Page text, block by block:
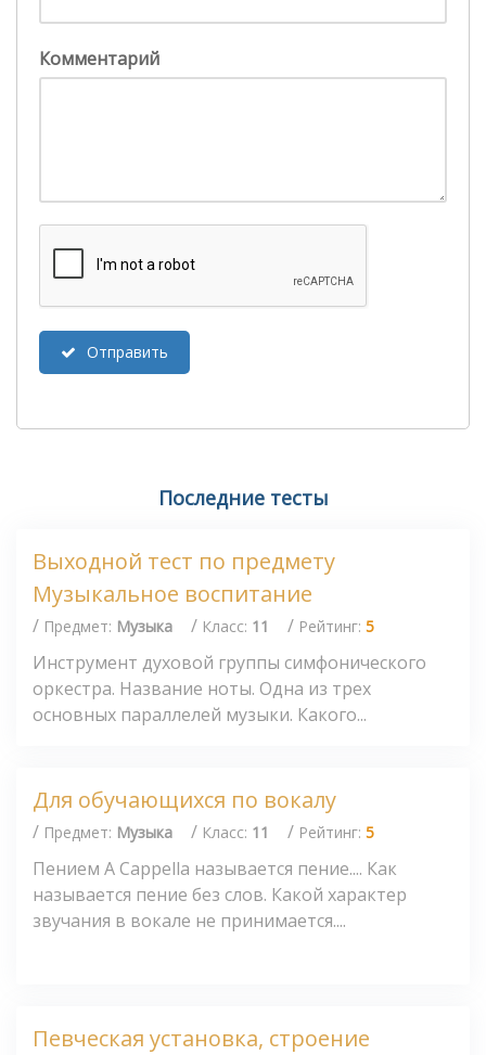
Комментарий
Отправить
Последние тесты
Выходной тест по предмету
Музыкальное воспитание
/ Предмет: Музыка / Класс: 11 / Рейтинг: 5
Инструмент духовой группы симфонического
оркестра. Название ноты. Одна из трех
основных параллелей музыки. Какого...
Для обучающихся по вокалу
/ Предмет: Музыка / Класс: 11 / Рейтинг: 5
Пением А Сарреllа называется пение.... Как
называется пение без слов. Какой характер
звучания в вокале не принимается....
Певческая установка, строение